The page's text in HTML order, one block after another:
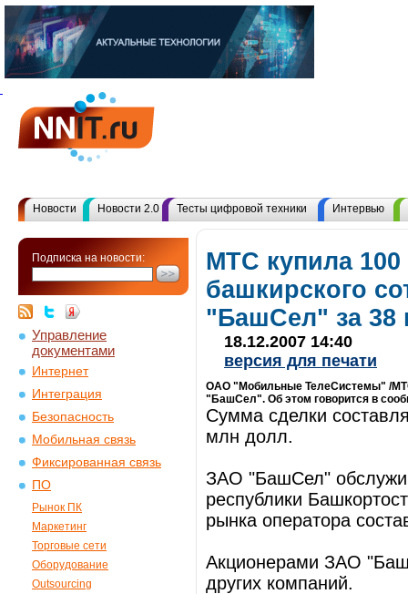
Новости Новости 2.0 Тесты цифровой техники Интервью
Подписка на новости:
Управление
документами
Интернет
Интеграция
Безопасность
Мобильная связь
Фиксированная связь
ПО
Рынок ПК
Маркетинг
Торговые сети
Оборудование
Outsourcing
МТС купила
башкирского
"БашСел" за 38
18.12.2007 14:40
версия для печати
ОАО "Мобильные ТелеСистемы" /МТС/
"БашСел". Об этом говорится в
Сумма сделки
млн долл.
ЗАО "БашСел"
республики
рынка оператора
Акционерами ЗАО
других компаний.